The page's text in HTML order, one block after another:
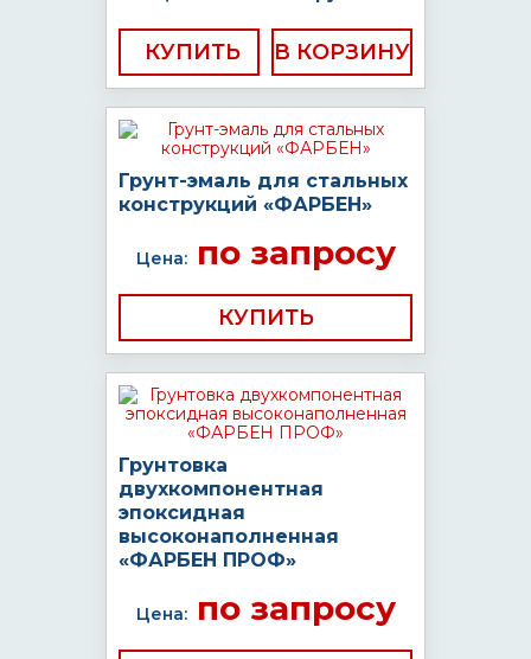
КУПИТЬ
Грунт-эмаль для стальных
конструкций «ФАРБЕН»
Цена:по запросу
КУПИТЬ
Грунтовка
двухкомпонентная
эпоксидная
высоконаполненная
«ФАРБЕН ПРОФ»
Цена:по запросу